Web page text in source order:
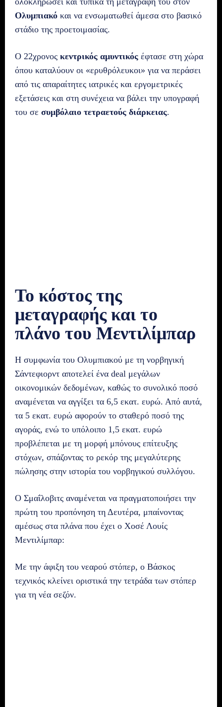
Ολυμπιακό και να ενσωματωθεί άμεσα στο βασικό
στάδιο της προετοιμασίας.
Ο 22χρονος κεντρικός αμυντικός έφτασε στη χώρα
όπου καταλύουν οι «ερυθρόλευκοι» για να περάσει
από τις απαραίτητες ιατρικές και εργομετρικές
εξετάσεις και στη συνέχεια να βάλει την υπογραφή
του σε συμβόλαιο τετραετούς διάρκειας.
Το κόστος της
μεταγραφής και το
πλάνο του Μεντιλίμπαρ
Η συμφωνία του Ολυμπιακού με τη νορβηγική
Σάντεφιορντ αποτελεί ένα deal μεγάλων
οικονομικών δεδομένων, καθώς το συνολικό ποσό
αναμένεται να αγγίξει τα 6,5 εκατ. ευρώ. Από αυτά,
τα 5 εκατ. ευρώ αφορούν το σταθερό ποσό της
αγοράς, ενώ το υπόλοιπο 1,5 εκατ. ευρώ
προβλέπεται με τη μορφή μπόνους επίτευξης
στόχων, σπάζοντας το ρεκόρ της μεγαλύτερης
πώλησης στην ιστορία του νορβηγικού συλλόγου.
Ο Σμαΐλοβιτς αναμένεται να πραγματοποιήσει την
πρώτη του προπόνηση τη Δευτέρα, μπαίνοντας
αμέσως στα πλάνα που έχει ο Χοσέ Λουίς
Μεντιλίμπαρ:
Με την άφιξη του νεαρού στόπερ, ο Βάσκος
τεχνικός κλείνει οριστικά την τετράδα των στόπερ
για τη νέα σεζόν.